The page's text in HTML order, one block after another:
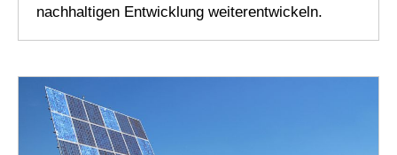
nachhaltigen Entwicklung weiterentwickeln.